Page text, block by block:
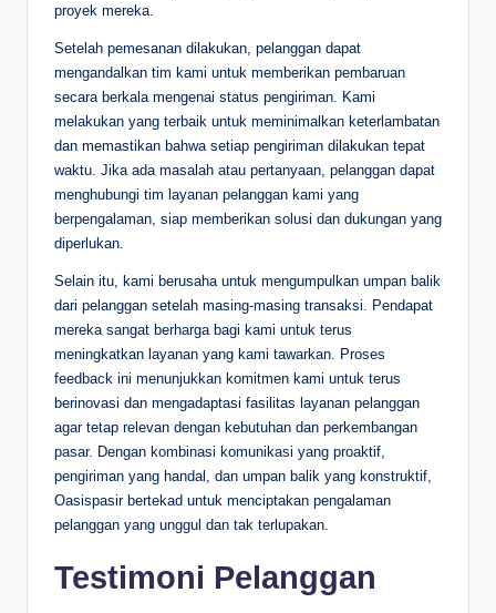
proyek mereka.
Setelah pemesanan dilakukan, pelanggan dapat
mengandalkan tim kami untuk memberikan pembaruan
secara berkala mengenai status pengiriman. Kami
melakukan yang terbaik untuk meminimalkan keterlambatan
dan memastikan bahwa setiap pengiriman dilakukan tepat
waktu. Jika ada masalah atau pertanyaan, pelanggan dapat
menghubungi tim layanan pelanggan kami yang
berpengalaman, siap memberikan solusi dan dukungan yang
diperlukan.
Selain itu, kami berusaha untuk mengumpulkan umpan balik
dari pelanggan setelah masing-masing transaksi. Pendapat
mereka sangat berharga bagi kami untuk terus
meningkatkan layanan yang kami tawarkan. Proses
feedback ini menunjukkan komitmen kami untuk terus
berinovasi dan mengadaptasi fasilitas layanan pelanggan
agar tetap relevan dengan kebutuhan dan perkembangan
pasar. Dengan kombinasi komunikasi yang proaktif,
pengiriman yang handal, dan umpan balik yang konstruktif,
Oasispasir bertekad untuk menciptakan pengalaman
pelanggan yang unggul dan tak terlupakan.
Testimoni Pelanggan